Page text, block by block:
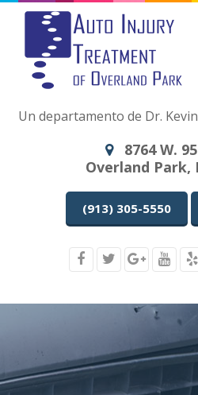
Un departamento de Dr. Kevin
8764 W.
Overland Park,
(913) 305-5550